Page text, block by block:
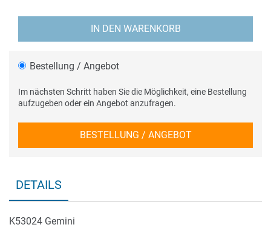
IN DEN WARENKORB
Bestellung / Angebot
Im nächsten Schritt haben Sie die Möglichkeit, eine Bestellung
aufzugeben oder ein Angebot anzufragen.
BESTELLUNG / ANGEBOT
DETAILS
K53024 Gemini